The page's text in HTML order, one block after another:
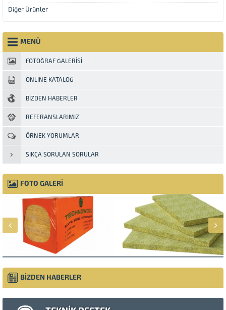
Diğer Ürünler
MENÜ
FOTOĞRAF GALERİSİ
ONLINE KATALOG
BİZDEN HABERLER
REFERANSLARIMIZ
ÖRNEK YORUMLAR
SIKÇA SORULAN SORULAR
FOTO GALERİ
BİZDEN HABERLER